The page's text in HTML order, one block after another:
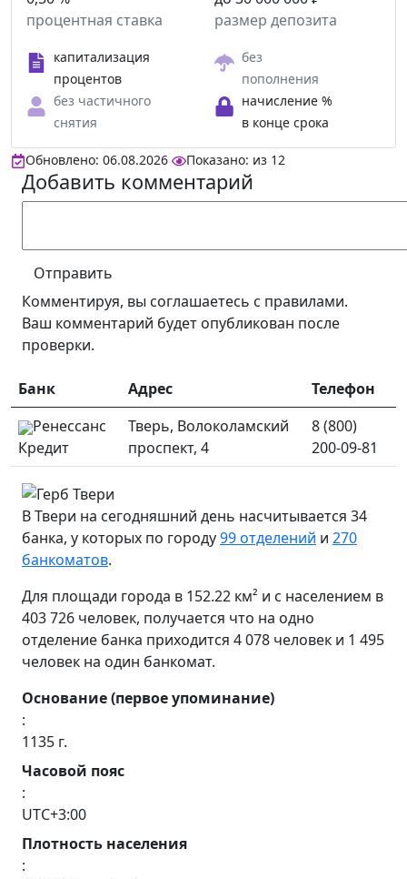
процентная ставка
размер депозита
капитализация
процентов
без
пополнения
без частичного
снятия
начисление %
в конце срока
Обновлено: 06.08.2026 Показано: из 12
Добавить комментарий
Отправить
Комментируя, вы соглашаетесь c правилами.
Ваш комментарий будет опубликован после
проверки.
Банк Адрес
Телефон
Ренессанс
Кредит
Тверь, Волоколамский
проспект, 4
8 (800)
200-09-81
В Твери на сегодняшний день насчитывается 34
банка, у которых по городу99 отделений и 270
банкоматов.
Для площади города в 152.22 км² и с населением в
403 726 человек, получается что на одно
отделение банка приходится 4 078 человек и 1 495
человек на один банкомат.
Основание (первое упоминание)
:
1135 г.
Часовой пояс
:
UTC+3:00
Плотность населения
: